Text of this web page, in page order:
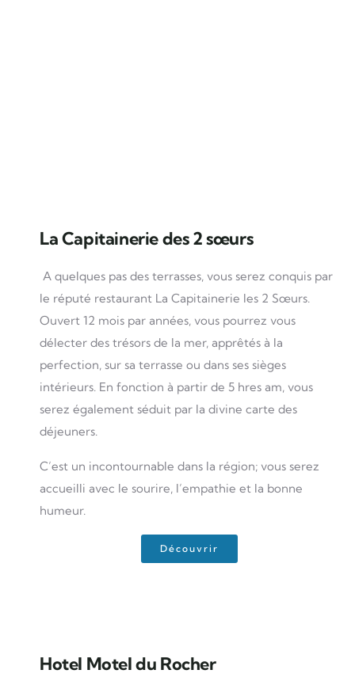
La Capitainerie des 2 sœurs
A quelques pas des terrasses, vous serez conquis par
le réputé restaurant La Capitainerie les 2 Sœurs.
Ouvert 12 mois par années, vous pourrez vous
délecter des trésors de la mer, apprêtés à la
perfection, sur sa terrasse ou dans ses sièges
intérieurs. En fonction à partir de 5 hres am, vous
serez également séduit par la divine carte des
déjeuners.
C’est un incontournable dans la région; vous serez
accueilli avec le sourire, l’empathie et la bonne
humeur.
Découvrir
Hotel Motel du Rocher